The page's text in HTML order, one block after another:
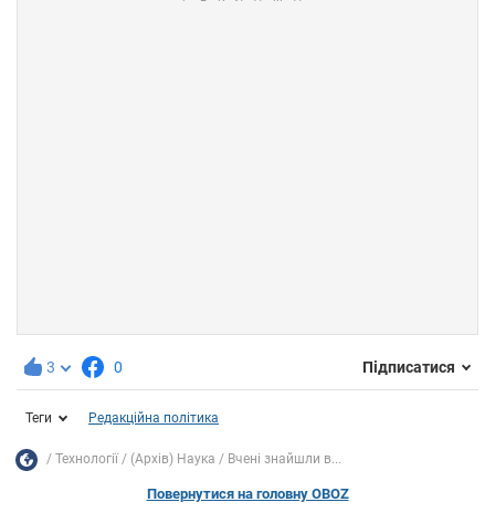
3 0 Підписатися
Теги Редакційна політика
Технології (Архів) Наука Вчені знайшли в...
Повернутися на головну OBOZ